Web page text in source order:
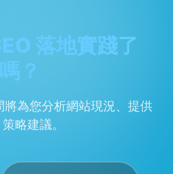
落地實踐了
嗎？
為您分析網站現況、提供
策略建議。